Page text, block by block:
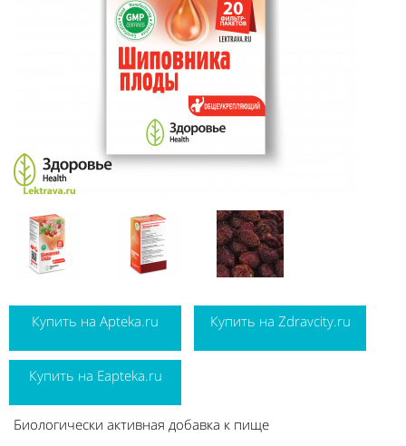
Купить на Apteka.ru Купить на Zdravcity.ru
Купить на Eapteka.ru
Биологически активная добавка к пище